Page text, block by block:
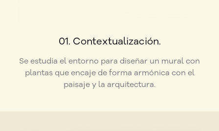
01. Contextualización.
Se estudia el entorno para diseñar un mural con
plantas que encaje de forma armónica con el
paisaje y la arquitectura.